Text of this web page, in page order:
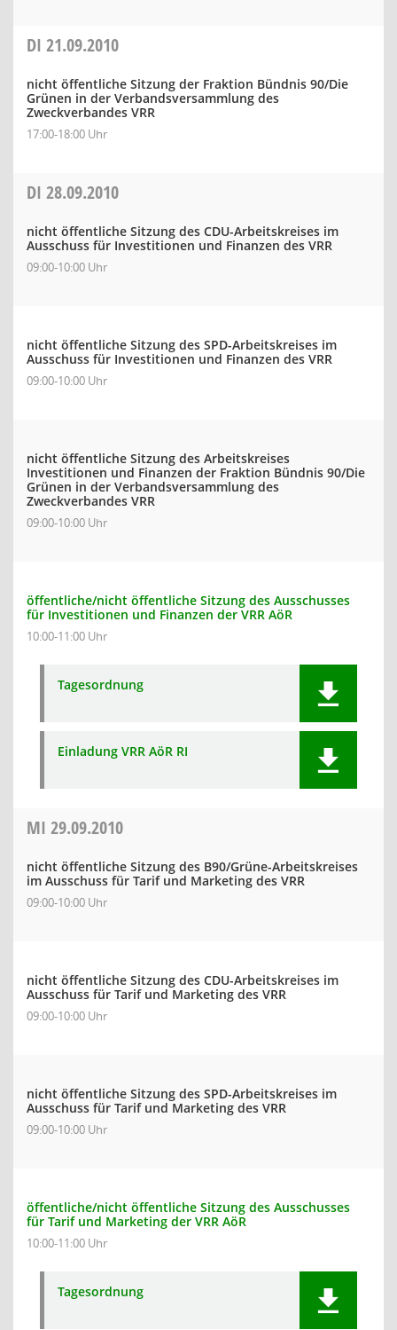
DI 21.09.2010
nicht öffentliche Sitzung der Fraktion Bündnis 90/Die
Grünen in der Verbandsversammlung des
Zweckverbandes VRR
17:00-18:00 Uhr
DI 28.09.2010
nicht öffentliche Sitzung des CDU-Arbeitskreises im
Ausschuss für Investitionen und Finanzen des VRR
09:00-10:00 Uhr
nicht öffentliche Sitzung des SPD-Arbeitskreises im
Ausschuss für Investitionen und Finanzen des VRR
09:00-10:00 Uhr
nicht öffentliche Sitzung des Arbeitskreises
Investitionen und Finanzen der Fraktion Bündnis 90/Die
Grünen in der Verbandsversammlung des
Zweckverbandes VRR
09:00-10:00 Uhr
öffentliche/nicht öffentliche Sitzung des Ausschusses
für Investitionen und Finanzen der VRR AöR
10:00-11:00 Uhr
Tagesordnung
Einladung VRR AöR RI
MI 29.09.2010
nicht öffentliche Sitzung des B90/Grüne-Arbeitskreises
im Ausschuss für Tarif und Marketing des VRR
09:00-10:00 Uhr
nicht öffentliche Sitzung des CDU-Arbeitskreises im
Ausschuss für Tarif und Marketing des VRR
09:00-10:00 Uhr
nicht öffentliche Sitzung des SPD-Arbeitskreises im
Ausschuss für Tarif und Marketing des VRR
09:00-10:00 Uhr
öffentliche/nicht öffentliche Sitzung des Ausschusses
für Tarif und Marketing der VRR AöR
10:00-11:00 Uhr
Tagesordnung